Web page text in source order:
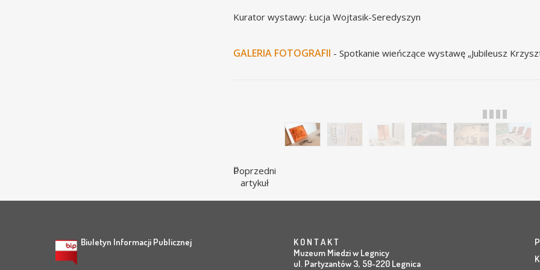
Kurator wystawy: Łucja Wojtasik-Seredyszyn
GALERIA FOTOGRAFII - Spotkanie wieńczące wystawę „Jubileusz
Poprzedni
artykuł
Biuletyn Informacji Publicznej
K O N T A K T
Muzeum Miedzi w Legnicy
ul. Partyzantów 3, 59-220 Legnica